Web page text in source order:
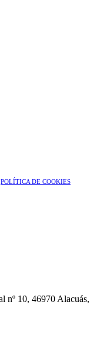
POLÍTICA DE COOKIES
nº 10, 46970 Alacuás,